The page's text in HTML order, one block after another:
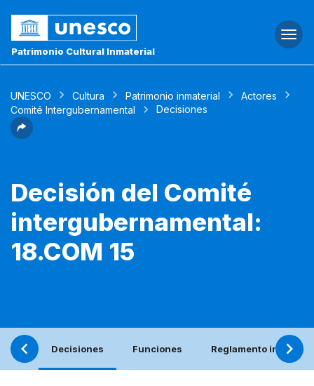
Patrimonio Cultural Inmaterial
UNESCO Cultura Patrimonio inmaterial
Actores
Comité Intergubernamental
Decisiones
Decisión del Comité
intergubernamental:
18.COM 15
Decisiones Funciones Reglamento interno